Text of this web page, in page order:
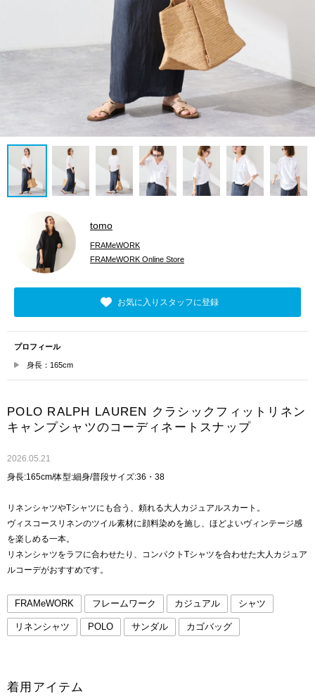
tomo
FRAMeWORK
FRAMeWORK Online Store
お気に入りスタッフに登録
プロフィール
身長：165cm
POLO RALPH LAUREN クラシックフィットリネン
キャンプシャツのコーディネートスナップ
2026.05.21
身長:165cm/体型:細身/普段サイズ:36・38
リネンシャツやTシャツにも合う、頼れる大人カジュアルスカート。
ヴィスコースリネンのツイル素材に顔料染めを施し、ほどよいヴィンテージ感
を楽しめる一本。
リネンシャツをラフに合わせたり、コンパクトTシャツを合わせた大人カジュア
ルコーデがおすすめです。
FRAMeWORK フレームワーク カジュアル シャツ
リネンシャツ POLO サンダル カゴバッグ
着用アイテム